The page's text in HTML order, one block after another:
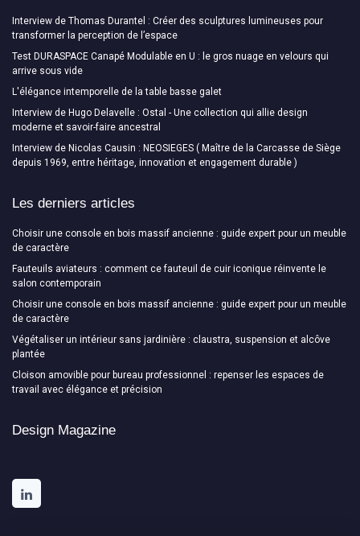
Interview de Thomas Durantel : Créer des sculptures lumineuses pour
transformer la perception de l’espace
Test DURASPACE Canapé Modulable en U : le gros nuage en velours qui
arrive sous vide
L'élégance intemporelle de la table basse galet
Interview de Hugo Delavelle : Ostal - Une collection qui allie design
moderne et savoir-faire ancestral
Interview de Nicolas Causin : NEOSIEGES ( Maître de la Carcasse de Siège
depuis 1969, entre héritage, innovation et engagement durable )
Les derniers articles
Choisir une console en bois massif ancienne : guide expert pour un meuble
de caractère
Fauteuils aviateurs : comment ce fauteuil de cuir iconique réinvente le
salon contemporain
Choisir une console en bois massif ancienne : guide expert pour un meuble
de caractère
Végétaliser un intérieur sans jardinière : claustra, suspension et alcôve
plantée
Cloison amovible pour bureau professionnel : repenser les espaces de
travail avec élégance et précision
Design Magazine